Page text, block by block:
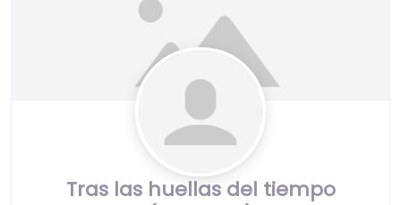
Tras las huellas del tiempo